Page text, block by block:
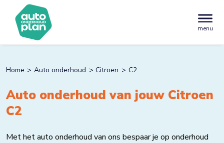
menu
Home Auto onderhoud Citroen C2
Auto onderhoud van jouw Citroen
C2
Met het auto onderhoud van ons bespaar je op onderhoud